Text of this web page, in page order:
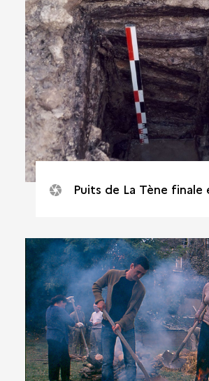
Puits de La Tène finale en